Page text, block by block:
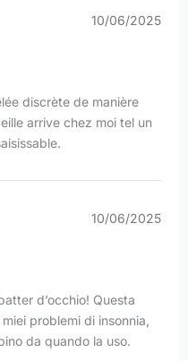
10/06/2025
discrète de manière
arrive chez moi tel un
10/06/2025
d’occhio! Questa
problemi di insonnia,
da quando la uso.